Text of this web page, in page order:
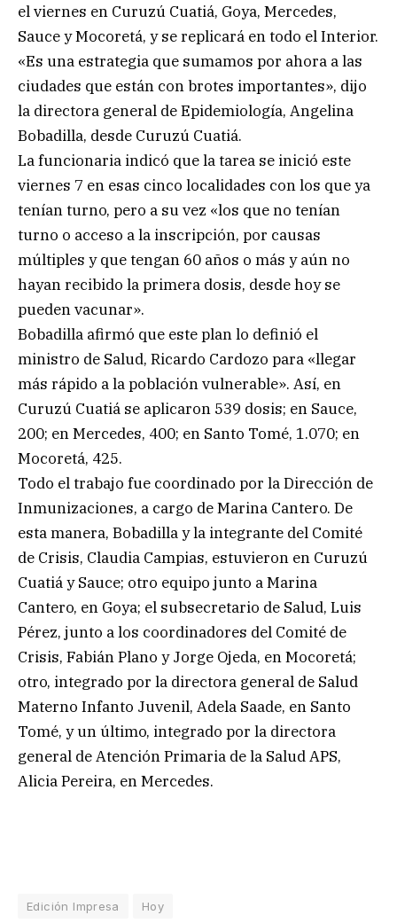
el viernes en Curuzú Cuatiá, Goya, Mercedes,
Sauce y Mocoretá, y se replicará en todo el Interior.
«Es una estrategia que sumamos por ahora a las
ciudades que están con brotes importantes», dijo
la directora general de Epidemiología, Angelina
Bobadilla, desde Curuzú Cuatiá.
La funcionaria indicó que la tarea se inició este
viernes 7 en esas cinco localidades con los que ya
tenían turno, pero a su vez «los que no tenían
turno o acceso a la inscripción, por causas
múltiples y que tengan 60 años o más y aún no
hayan recibido la primera dosis, desde hoy se
pueden vacunar».
Bobadilla afirmó que este plan lo definió el
ministro de Salud, Ricardo Cardozo para «llegar
más rápido a la población vulnerable». Así, en
Curuzú Cuatiá se aplicaron 539 dosis; en Sauce,
200; en Mercedes, 400; en Santo Tomé, 1.070; en
Mocoretá, 425.
Todo el trabajo fue coordinado por la Dirección de
Inmunizaciones, a cargo de Marina Cantero. De
esta manera, Bobadilla y la integrante del Comité
de Crisis, Claudia Campias, estuvieron en Curuzú
Cuatiá y Sauce; otro equipo junto a Marina
Cantero, en Goya; el subsecretario de Salud, Luis
Pérez, junto a los coordinadores del Comité de
Crisis, Fabián Plano y Jorge Ojeda, en Mocoretá;
otro, integrado por la directora general de Salud
Materno Infanto Juvenil, Adela Saade, en Santo
Tomé, y un último, integrado por la directora
general de Atención Primaria de la Salud APS,
Alicia Pereira, en Mercedes.
Edición Impresa Hoy